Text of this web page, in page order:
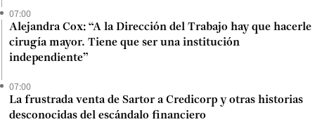
07:00
Alejandra Cox: “A la Dirección del Trabajo hay que hacerle
cirugía mayor. Tiene que ser una institución
independiente”
07:00
La frustrada venta de Sartor a Credicorp y otras historias
desconocidas del escándalo financiero